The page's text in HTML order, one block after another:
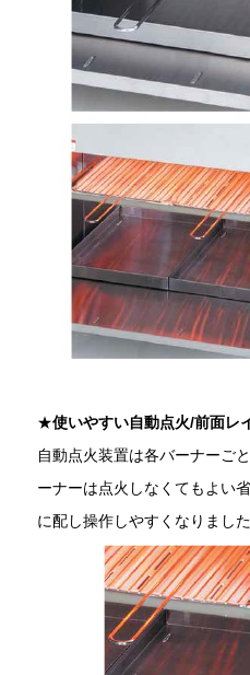
★使いやすい自動点火/前面レ
自動点火装置は各バーナーご
ーナーは点火しなくてもよい
に配し操作しやすくなりました